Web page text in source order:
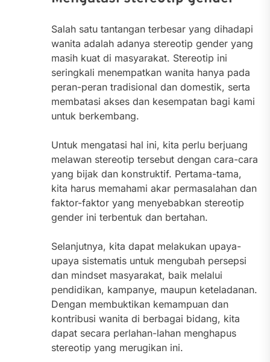
Salah satu tantangan terbesar yang dihadapi
wanita adalah adanya stereotip gender yang
masih kuat di masyarakat. Stereotip ini
seringkali menempatkan wanita hanya pada
peran-peran tradisional dan domestik, serta
membatasi akses dan kesempatan bagi kami
untuk berkembang.
Untuk mengatasi hal ini, kita perlu berjuang
melawan stereotip tersebut dengan cara-cara
yang bijak dan konstruktif. Pertama-tama,
kita harus memahami akar permasalahan dan
faktor-faktor yang menyebabkan stereotip
gender ini terbentuk dan bertahan.
Selanjutnya, kita dapat melakukan upaya-
upaya sistematis untuk mengubah persepsi
dan mindset masyarakat, baik melalui
pendidikan, kampanye, maupun keteladanan.
Dengan membuktikan kemampuan dan
kontribusi wanita di berbagai bidang, kita
dapat secara perlahan-lahan menghapus
stereotip yang merugikan ini.